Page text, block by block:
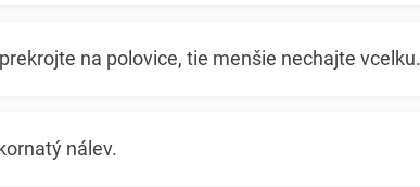
na polovice, tie menšie nechajte vcelku.
nálev.